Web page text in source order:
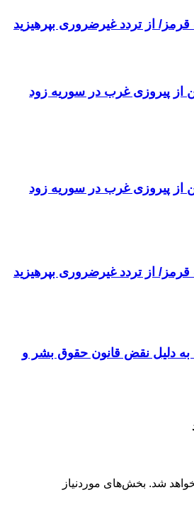
از تردد غیرضروری بپرهیزید
پیروزی غرب در سوریه زود
پیروزی غرب در سوریه زود
از تردد غیرضروری بپرهیزید
به دلیل نقض قانون حقوق بشر و
شد. بخش‌های موردنیاز